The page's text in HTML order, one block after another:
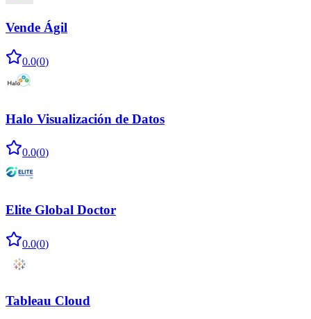
Vende Ágil
0.0(0)
Halo Visualización de Datos
0.0(0)
Elite Global Doctor
0.0(0)
Tableau Cloud